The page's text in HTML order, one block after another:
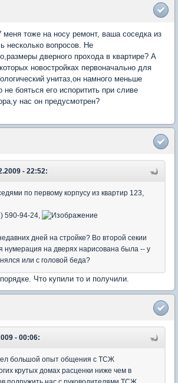
меня тоже на носу ремонт, ваша соседка из
несколько вопросов. Не
дверного прохода в квартире? А
новостройках первоначально для
унитаз,он намного меньше
бояться его испоритить при сливе
нас он предусмотрен?
- 22:52:
по первому корпусу из квартир 123,
590-94-24,
дней на стройке? Во второй секии
нумерация на дверях нарисована была -- у
или с головой беда?
Что купили то и получили.
- 00:06:
большой опыт общения с ТСЖ
крутых домах расценки ниже чем в